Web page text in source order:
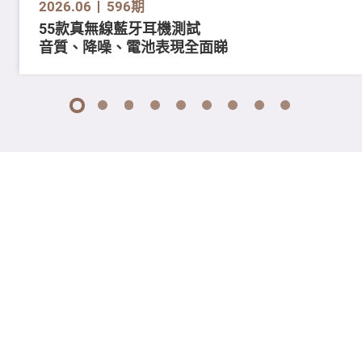
2026.06 596期
55款真無線藍牙耳機測試
音質、降噪、電池表現全面睇
1 2 3 4 5 6 7 8 9